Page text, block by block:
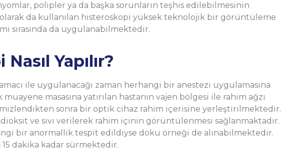
polipler ya da başka sorunların teşhis edilebilmesinin
da kullanılan histeroskopi yüksek teknolojik bir görüntüleme
sırasında da uygulanabilmektedir.
Yapılır?
ile uygulanacağı zaman herhangi bir anestezi uygulamasına
masasına yatırılan hastanın vajen bölgesi ile rahim ağzı
sonra bir optik cihaz rahim içerisine yerleştirilmektedir.
ve sıvı verilerek rahim içinin görüntülenmesi sağlanmaktadır.
bir anormallik tespit edildiyse doku örneği de alınabilmektedir.
dakika kadar sürmektedir.